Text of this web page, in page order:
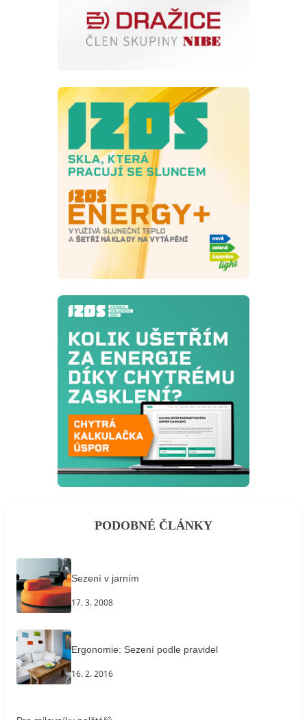
PODOBNÉ ČLÁNKY
Sezení v jarním
17. 3. 2008
Ergonomie: Sezení podle pravidel
16. 2. 2016